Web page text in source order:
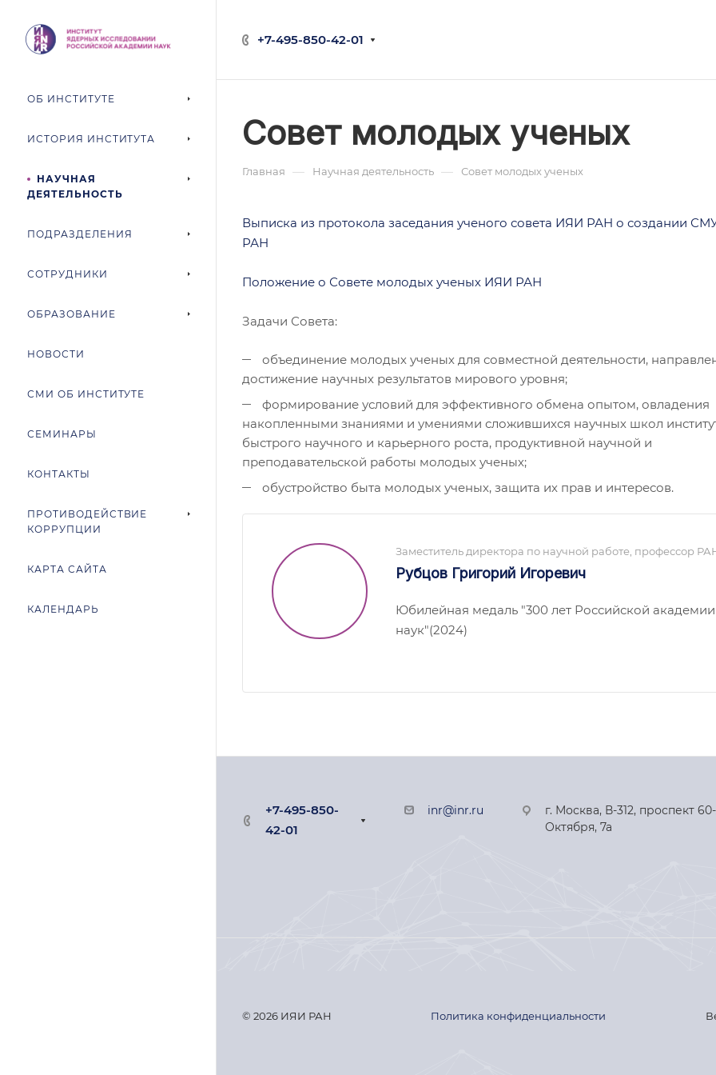
+7-495-850-42-01
ОБ ИНСТИТУТЕ
ИСТОРИЯ ИНСТИТУТА
НАУЧНАЯ
ДЕЯТЕЛЬНОСТЬ
ПОДРАЗДЕЛЕНИЯ
СОТРУДНИКИ
ОБРАЗОВАНИЕ
НОВОСТИ
СМИ ОБ ИНСТИТУТЕ
СЕМИНАРЫ
КОНТАКТЫ
ПРОТИВОДЕЙСТВИЕ
КОРРУПЦИИ
КАРТА САЙТА
КАЛЕНДАРЬ
Совет молодых ученых
Главная — Научная деятельность — Совет молодых ученых
Выписка из протокола заседания ученого совета ИЯИ РАН о создании
РАН
Положение о Совете молодых ученых ИЯИ РАН
Задачи Совета:
объединение молодых ученых для совместной деятельности,
достижение научных результатов мирового уровня;
формирование условий для эффективного обмена опытом, овладения
накопленными знаниями и умениями сложившихся научных школ
быстрого научного и карьерного роста, продуктивной научной и
преподавательской работы молодых ученых;
обустройство быта молодых ученых, защита их прав и интересов.
Заместитель директора по научной работе, профессор
Рубцов Григорий Игоревич
Юбилейная медаль "300 лет Российской академии
наук"(2024)
+7-495-850-
42-01
inr@inr.ru
г. Москва, В-312, проспект
Октября, 7а
© 2026 ИЯИ РАН Политика конфиденциальности